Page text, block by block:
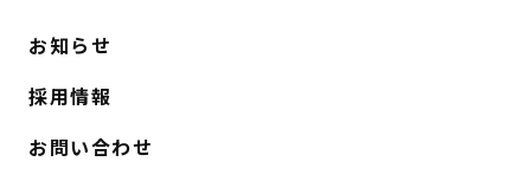
お知らせ
採用情報
お問い合わせ